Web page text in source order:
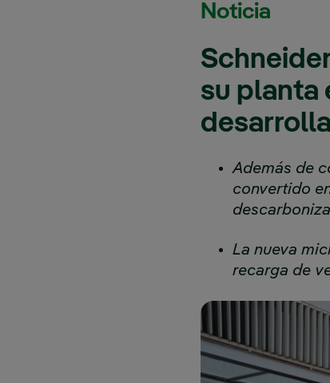
Noticia
su planta
Además de
convertido
La nueva
recarga de